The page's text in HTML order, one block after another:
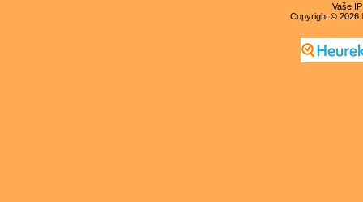
Vaše
Copyright © 2026